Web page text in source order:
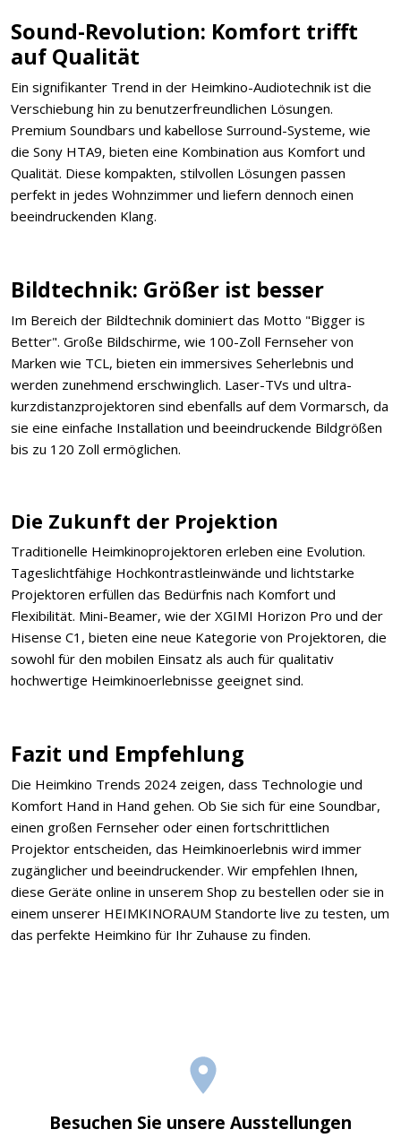
Sound-Revolution: Komfort trifft
auf Qualität
Ein signifikanter Trend in der Heimkino-Audiotechnik ist die
Verschiebung hin zu benutzerfreundlichen Lösungen.
Premium Soundbars und kabellose Surround-Systeme, wie
die Sony HTA9, bieten eine Kombination aus Komfort und
Qualität. Diese kompakten, stilvollen Lösungen passen
perfekt in jedes Wohnzimmer und liefern dennoch einen
beeindruckenden Klang.
Bildtechnik: Größer ist besser
Im Bereich der Bildtechnik dominiert das Motto "Bigger is
Better". Große Bildschirme, wie 100-Zoll Fernseher von
Marken wie TCL, bieten ein immersives Seherlebnis und
werden zunehmend erschwinglich. Laser-TVs und ultra-
kurzdistanzprojektoren sind ebenfalls auf dem Vormarsch, da
sie eine einfache Installation und beeindruckende Bildgrößen
bis zu 120 Zoll ermöglichen.
Die Zukunft der Projektion
Traditionelle Heimkinoprojektoren erleben eine Evolution.
Tageslichtfähige Hochkontrastleinwände und lichtstarke
Projektoren erfüllen das Bedürfnis nach Komfort und
Flexibilität. Mini-Beamer, wie der XGIMI Horizon Pro und der
Hisense C1, bieten eine neue Kategorie von Projektoren, die
sowohl für den mobilen Einsatz als auch für qualitativ
hochwertige Heimkinoerlebnisse geeignet sind.
Fazit und Empfehlung
Die Heimkino Trends 2024 zeigen, dass Technologie und
Komfort Hand in Hand gehen. Ob Sie sich für eine Soundbar,
einen großen Fernseher oder einen fortschrittlichen
Projektor entscheiden, das Heimkinoerlebnis wird immer
zugänglicher und beeindruckender. Wir empfehlen Ihnen,
diese Geräte online in unserem Shop zu bestellen oder sie in
einem unserer HEIMKINORAUM Standorte live zu testen, um
das perfekte Heimkino für Ihr Zuhause zu finden.
Besuchen Sie unsere Ausstellungen